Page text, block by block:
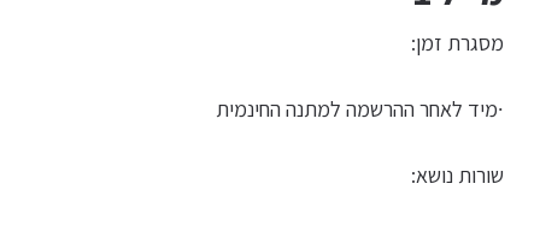
מסגרת זמן:
∙מיד לאחר ההרשמה למתנה החינמית
שורות נושא: